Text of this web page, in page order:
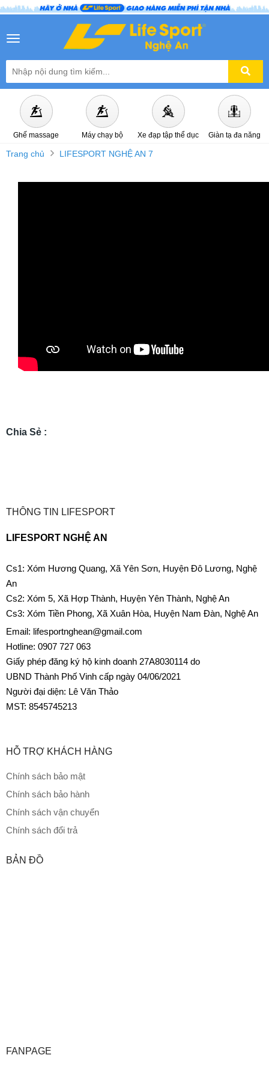
Menu mobile
Ghế massage Máy chạy bộ Xe đạp tập thể dục Giàn tạ đa năng
Trang chủ LIFESPORT NGHỆ AN 7
Chia Sẻ :
THÔNG TIN LIFESPORT
LIFESPORT NGHỆ AN
Cs1: Xóm Hương Quang, Xã Yên Sơn, Huyện Đô Lương, Nghệ
An
Cs2: Xóm 5, Xã Hợp Thành, Huyện Yên Thành, Nghệ An
Cs3: Xóm Tiền Phong, Xã Xuân Hòa, Huyện Nam Đàn, Nghệ An
Email: lifesportnghean@gmail.com
Hotline: 0907 727 063
Giấy phép đăng ký hộ kinh doanh 27A8030114 do
UBND Thành Phố Vinh cấp ngày 04/06/2021
Người đại diện: Lê Văn Thảo
MST: 8545745213
HỖ TRỢ KHÁCH HÀNG
Chính sách bảo mật
Chính sách bảo hành
Chính sách vận chuyển
Chính sách đổi trả
BẢN ĐỒ
FANPAGE